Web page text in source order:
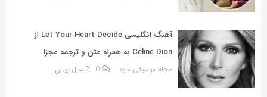
آهنگ انگلیسی Let Your Heart Decide از
Celine Dion به همراه متن و ترجمه مجزا
مجله موسیقی ملود 0 2 سال پیش